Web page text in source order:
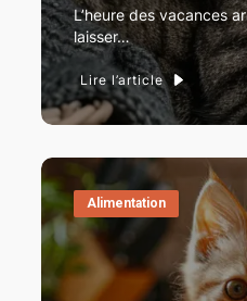
L’heure des vacances
laisser…
Lire l’article
Alimentation